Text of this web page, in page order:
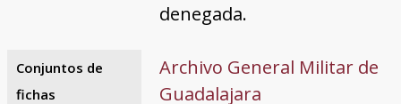
denegada.
Conjuntos de
fichas
Archivo General Militar de
Guadalajara